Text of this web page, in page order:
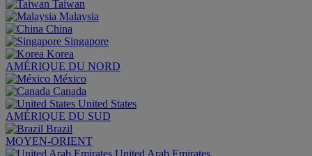
Taiwan
Malaysia
China
Singapore
Korea
AMÉRIQUE DU NORD
México
Canada
United States
AMÉRIQUE DU SUD
Brazil
MOYEN-ORIENT
United Arab Emirates